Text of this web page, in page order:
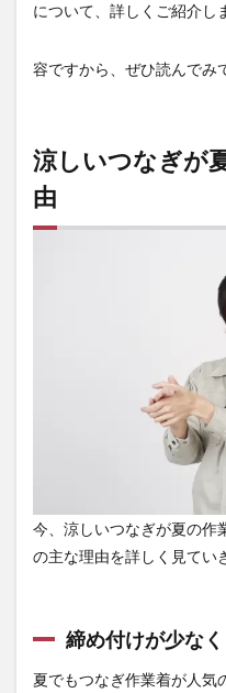
について、詳しくご紹介し
容ですから、ぜひ読んでみ
涼しいつなぎが
由
今、涼しいつなぎが夏の作
の主な理由を詳しく見てい
締め付けが少な
夏でもつなぎ作業着が人気